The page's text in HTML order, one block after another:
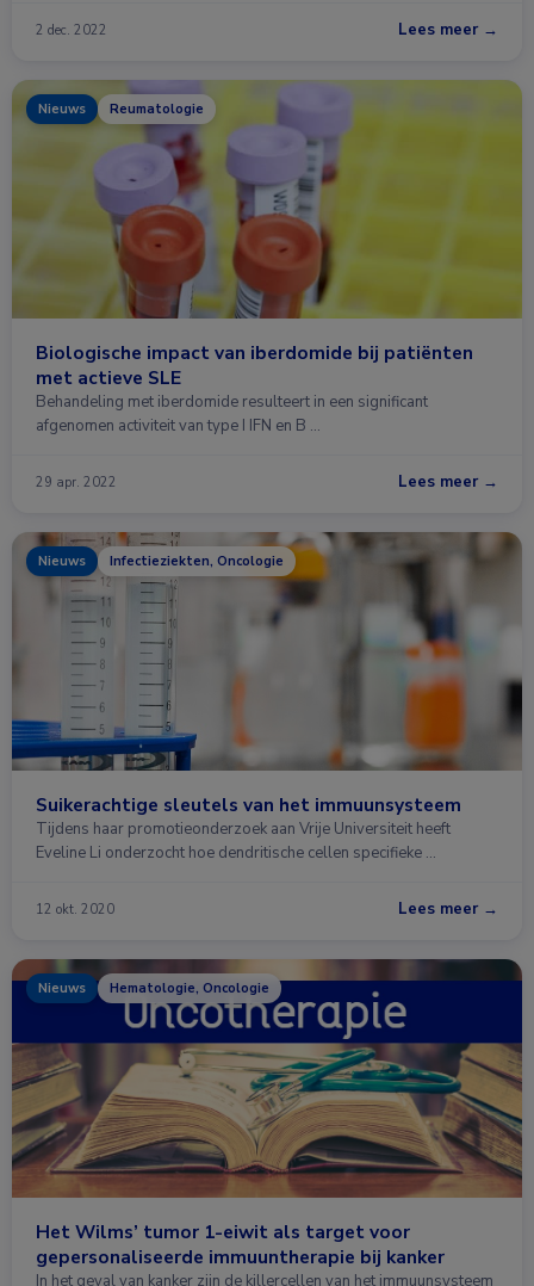
2 dec. 2022 Lees meer →
Nieuws Reumatologie
Biologische impact van iberdomide bij patiënten
met actieve SLE
Behandeling met iberdomide resulteert in een significant
afgenomen activiteit van type I IFN en B …
29 apr. 2022 Lees meer →
Nieuws Infectieziekten, Oncologie
Suikerachtige sleutels van het immuunsysteem
Tijdens haar promotieonderzoek aan Vrije Universiteit heeft
Eveline Li onderzocht hoe dendritische cellen specifieke …
12 okt. 2020 Lees meer →
Nieuws Hematologie, Oncologie
Het Wilms’ tumor 1-eiwit als target voor
gepersonaliseerde immuuntherapie bij kanker
In het geval van kanker zijn de killercellen van het immuunsysteem